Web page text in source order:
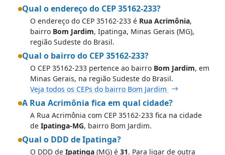
Qual o endereço do CEP 35162-233?
O endereço do CEP 35162-233 é Rua Acrimônia,
bairro Bom Jardim, Ipatinga, Minas Gerais (MG),
região Sudeste do Brasil.
Qual o bairro do CEP 35162-233?
O CEP 35162-233 pertence ao bairro Bom Jardim, em
Minas Gerais, na região Sudeste do Brasil.
Veja todos os CEPs do bairro Bom Jardim
A Rua Acrimônia fica em qual cidade?
A Rua Acrimônia com CEP 35162-233 fica na cidade
de Ipatinga-MG, bairro Bom Jardim.
Qual o DDD de Ipatinga?
O DDD de Ipatinga (MG) é 31. Para ligar de outra